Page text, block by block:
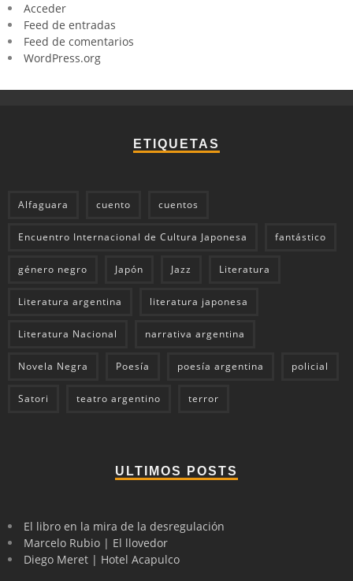
Acceder
Feed de entradas
Feed de comentarios
WordPress.org
ETIQUETAS
Alfaguara cuento cuentos
Encuentro Internacional de Cultura Japonesa fantástico
género negro Japón Jazz Literatura
Literatura argentina literatura japonesa
Literatura Nacional narrativa argentina
Novela Negra Poesía poesía argentina policial
Satori teatro argentino terror
ULTIMOS POSTS
El libro en la mira de la desregulación
Marcelo Rubio | El llovedor
Diego Meret | Hotel Acapulco